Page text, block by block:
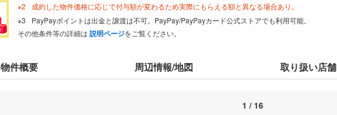
成約した物件価格に応じて付与額が変わるため実際にもらえる額と異なる場合あり。
PayPayポイントは出金と譲渡は不可。PayPay/PayPayカード公式ストアでも利用可能。
その他条件等の詳細は 説明ページをご覧ください。
物件概要 周辺情報/地図 取り扱い店舗
1 / 16